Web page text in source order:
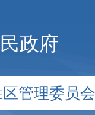
政府
管理委员会